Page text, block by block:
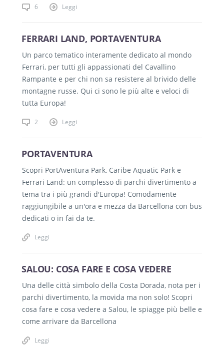
6 Leggi
FERRARI LAND, PORTAVENTURA
Un parco tematico interamente dedicato al mondo
Ferrari, per tutti gli appassionati del Cavallino
Rampante e per chi non sa resistere al brivido delle
montagne russe. Qui ci sono le più alte e veloci di
tutta Europa!
2 Leggi
PORTAVENTURA
Scopri PortAventura Park, Caribe Aquatic Park e
Ferrari Land: un complesso di parchi divertimento a
tema tra i più grandi d'Europa! Comodamente
raggiungibile a un'ora e mezza da Barcellona con bus
dedicati o in fai da te.
Leggi
SALOU: COSA FARE E COSA VEDERE
Una delle città simbolo della Costa Dorada, nota per i
parchi divertimento, la movida ma non solo! Scopri
cosa fare e cosa vedere a Salou, le spiagge più belle e
come arrivare da Barcellona
Leggi